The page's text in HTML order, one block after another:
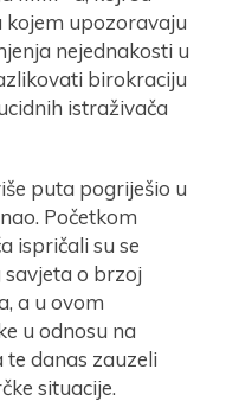
kojem upozoravaju
nejednakosti u
birokraciju
istraživača
puta pogriješio u
Početkom
ispričali su se
o brzoj
a u ovom
u odnosu na
danas zauzeli
situacije.